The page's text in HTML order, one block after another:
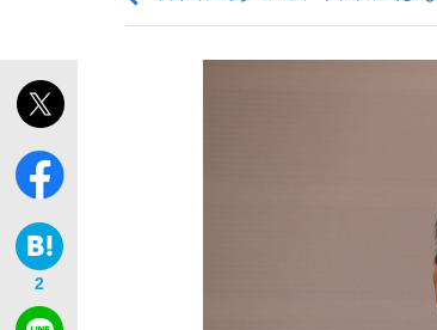
「90%は失敗する。でも…」
2